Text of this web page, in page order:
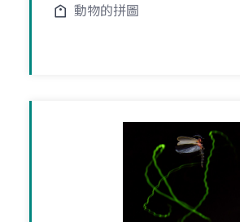
動物的拼圖